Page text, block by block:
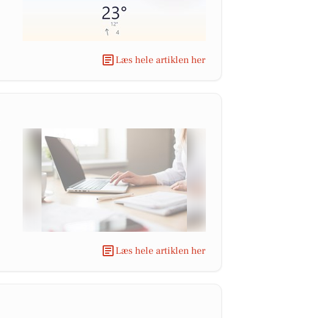
Læs hele artiklen her
Læs hele artiklen her